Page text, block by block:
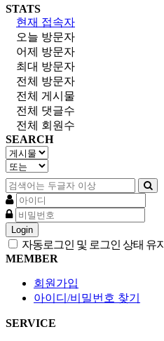
STATS
현재 접속자
오늘 방문자
어제 방문자
최대 방문자
전체 방문자
전체 게시물
전체 댓글수
전체 회원수
SEARCH
Login
자동로그인 및 로그인 상태 유지
MEMBER
회원가입
아이디/비밀번호 찾기
SERVICE